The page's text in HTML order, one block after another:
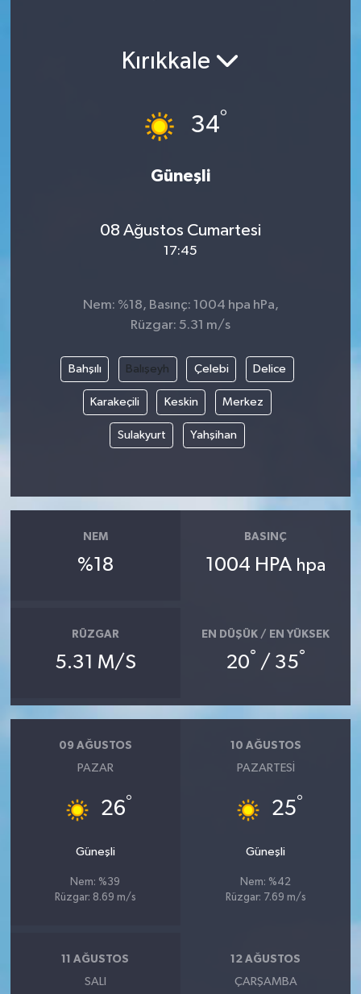
Kırıkkale
34°
Güneşli
08 Ağustos Cumartesi
17:45
Nem: %18, Basınç: 1004 hpa hPa,
Rüzgar: 5.31 m/s
Bahşılı Balışeyh Çelebi Delice
Karakeçili Keskin Merkez
Sulakyurt Yahşihan
NEM
%18
BASINÇ
1004 HPA hpa
RÜZGAR
5.31 M/S
EN DÜŞÜK / EN YÜKSEK
20° / 35°
09 AĞUSTOS
PAZAR
26°
Güneşli
Nem: %39
Rüzgar: 8.69 m/s
10 AĞUSTOS
PAZARTESI
25°
Güneşli
Nem: %42
Rüzgar: 7.69 m/s
11 AĞUSTOS
SALI
12 AĞUSTOS
ÇARŞAMBA